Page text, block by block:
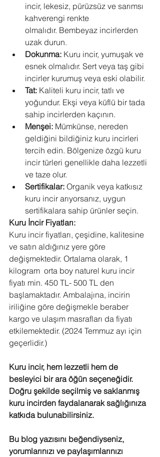
incir, lekesiz, pürüzsüz ve sarımsı
kahverengi renkte
olmalıdır. Bembeyaz incirlerden
uzak durun.
Dokunma: Kuru incir, yumuşak ve
esnek olmalıdır. Sert veya taş gibi
incirler kurumuş veya eski olabilir.
Tat: Kaliteli kuru incir, tatlı ve
yoğundur. Ekşi veya küflü bir tada
sahip incirlerden kaçının.
Menşei: Mümkünse, nereden
geldiğini bildiğiniz kuru incirleri
tercih edin. Bölgenize özgü kuru
incir türleri genellikle daha lezzetli
ve taze olur.
Sertifikalar: Organik veya katkısız
kuru incir arıyorsanız, uygun
sertifikalara sahip ürünler seçin.
Kuru İncir Fiyatları:
Kuru incir fiyatları, çeşidine, kalitesine
ve satın aldığınız yere göre
değişmektedir. Ortalama olarak, 1
kilogram  orta boy naturel kuru incir
fiyatı min. 450 TL- 500 TL den
başlamaktadır. Ambalajına, incirin
iriliğine göre değişmekle beraber
kargo ve ulaşım masrafları da fiyatı
etkilemektedir. (2024 Temmuz ayı için
geçerlidir.)
Kuru incir, hem lezzetli hem de
besleyici bir ara öğün seçeneğidir.
Doğru şekilde seçilmiş ve saklanmış
kuru incirden faydalanarak sağlığınıza
katkıda bulunabilirsiniz.
Bu blog yazısını beğendiyseniz,
yorumlarınızı ve paylaşımlarınızı